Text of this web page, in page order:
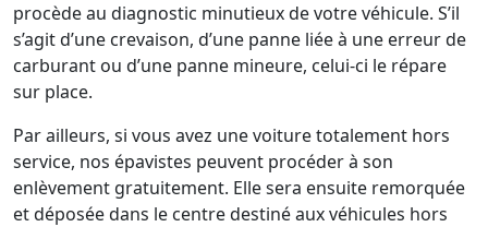
procède au diagnostic minutieux de votre véhicule. S’il
s’agit d’une crevaison, d’une panne liée à une erreur de
carburant ou d’une panne mineure, celui-ci le répare
sur place.
Par ailleurs, si vous avez une voiture totalement hors
service, nos épavistes peuvent procéder à son
enlèvement gratuitement. Elle sera ensuite remorquée
et déposée dans le centre destiné aux véhicules hors